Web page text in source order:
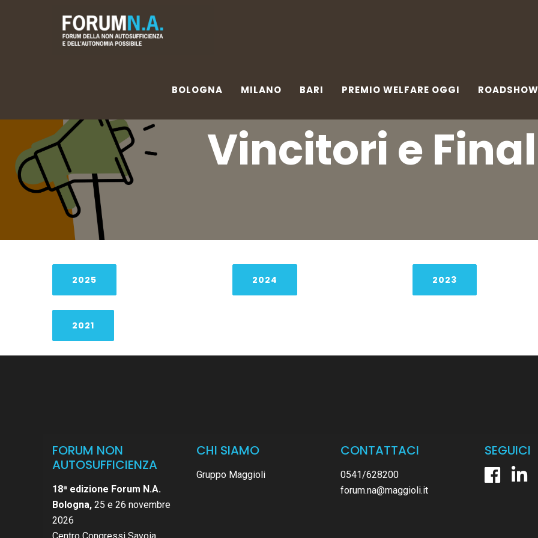
BOLOGNA MILANO BARI PREMIO WELFARE OGGI
Vincitori e
2025 2024 2023
2021
FORUM NON
AUTOSUFFICIENZA
18ª edizione Forum N.A.
Bologna, 25 e 26 novembre
2026
CHI SIAMO
Gruppo Maggioli
CONTATTACI
0541/628200
forum.na@maggioli.it
SEGUICI